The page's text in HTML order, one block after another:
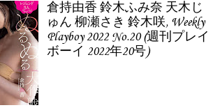
倉持由香 鈴木ふみ奈 天木じ
ゅん 柳瀬さき 鈴木咲, Weekly
Playboy 2022 No.20 (週刊プレイ
ボーイ 2022年20号)